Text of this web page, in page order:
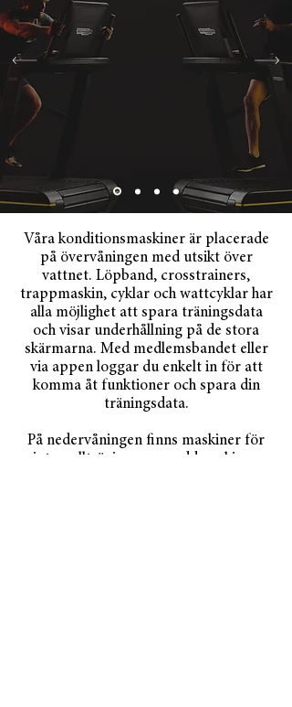
Våra konditionsmaskiner är placerade
på övervåningen med utsikt över
vattnet. Löpband, crosstrainers,
trappmaskin, cyklar och wattcyklar har
alla möjlighet att spara träningsdata
och visar underhållning på de stora
skärmarna. Med medlemsbandet eller
via appen loggar du enkelt in för att
komma åt funktioner och spara din
träningsdata.
På nedervåningen finns maskiner för
intervallträning som roddmaskiner,